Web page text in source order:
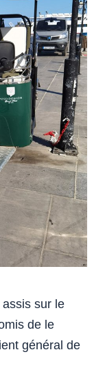
sur le
de le
général de